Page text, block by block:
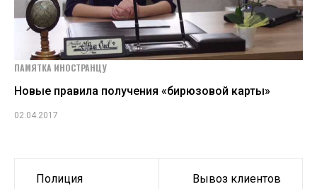
ПАМЯТКА ИНОСТРАНЦУ
Новые правила получения «бирюзовой карты»
02.04.2017
Навигация
Полиция
Вывоз клиентов